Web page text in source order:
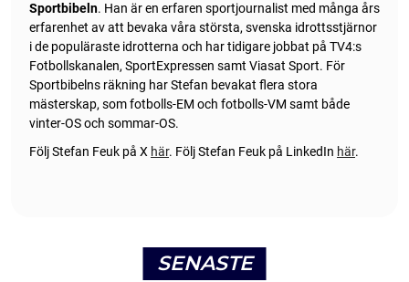
Sportbibeln. Han är en erfaren sportjournalist med många års
erfarenhet av att bevaka våra största, svenska idrottsstjärnor
i de populäraste idrotterna och har tidigare jobbat på TV4:s
Fotbollskanalen, SportExpressen samt Viasat Sport. För
Sportbibelns räkning har Stefan bevakat flera stora
mästerskap, som fotbolls-EM och fotbolls-VM samt både
vinter-OS och sommar-OS.
Följ Stefan Feuk på X här. Följ Stefan Feuk på LinkedIn här.
SENASTE